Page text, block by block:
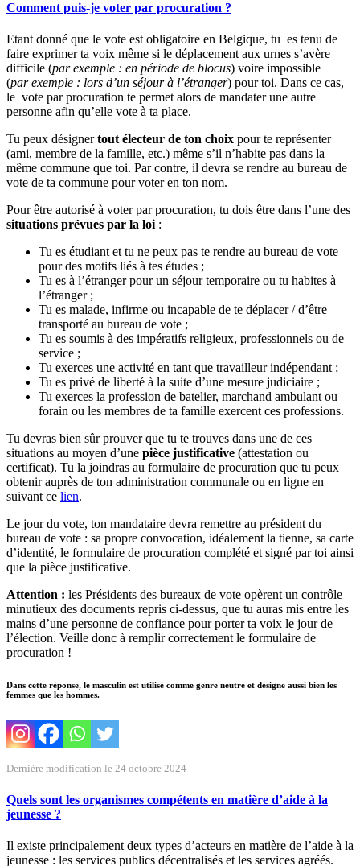
Comment puis-je voter par procuration ?
Etant donné que le vote est obligatoire en Belgique, tu es tenu de
faire exprimer ta voix même si le déplacement aux urnes s’avère
difficile (parexemple : en période de blocus) voire impossible
(parexemple : lors d’un séjour à l’étranger) pour toi. Dans ce cas,
le vote par procuration te permet alors de mandater une autre
personne afin qu’elle vote à ta place.
Tu peux désignertout électeur de ton choix pour te représenter
(ami, membre de la famille, etc.) même s’il n’habite pas dans la
même commune que toi. Par contre, il devra se rendre au bureau de
vote de ta commune pour voter en ton nom.
Pour être autorisé à voter par procuration, tu dois être dans l’une des
situations prévues par la loi :
Tu es étudiant et tu ne peux pas te rendre au bureau de vote
pour des motifs liés à tes études ;
Tu es à l’étranger pour un séjour temporaire ou tu habites à
l’étranger ;
Tu es malade, infirme ou incapable de te déplacer / d’être
transporté au bureau de vote ;
Tu es soumis à des impératifs religieux, professionnels ou de
service ;
Tu exerces une activité en tant que travailleur indépendant ;
Tu es privé de liberté à la suite d’une mesure judiciaire ;
Tu exerces la profession de batelier, marchand ambulant ou
forain ou les membres de ta famille exercent ces professions.
Tu devras bien sûr prouver que tu te trouves dans une de ces
situations au moyen d’une pièce justificative (attestation ou
certificat). Tu la joindras au formulaire de procuration que tu peux
obtenir auprès de ton administration communale ou en ligne en
suivant ce lien.
Le jour du vote, ton mandataire devra remettre au président du
bureau de vote : sa propre convocation, idéalement la tienne, sa carte
d’identité, le formulaire de procuration complété et signé par toi ainsi
que la pièce justificative.
Attention : les Présidents des bureaux de vote opèrent un contrôle
minutieux des documents repris ci-dessus, que tu auras mis entre les
mains d’une personne de confiance pour porter ta voix le jour de
l’élection. Veille donc à remplir correctement le formulaire de
procuration !
Dans cette réponse, le masculin est utilisé comme genre neutre et désigne aussi bien les
femmes que les hommes.
Dernière modification le 24 octobre 2024
Quels sont les organismes compétents en matière d’aide à la
jeunesse ?
Il existe principalement deux types d’acteurs en matière de l’aide à la
jeunesse : les services publics décentralisés et les services agréés.